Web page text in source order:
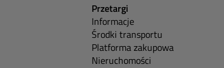
Przetargi
Informacje
Środki transportu
Platforma zakupowa
Nieruchomości